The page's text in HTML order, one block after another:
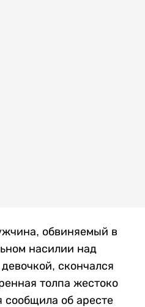
обвиняемый в
насилии над
скончался
толпа жестоко
сообщила об аресте